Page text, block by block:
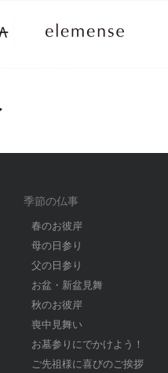
季節の仏事
春のお彼岸
母の日参り
父の日参り
お盆・新盆見舞
秋のお彼岸
喪中見舞い
お墓参りにでかけよう！
ご先祖様に喜びのご挨拶